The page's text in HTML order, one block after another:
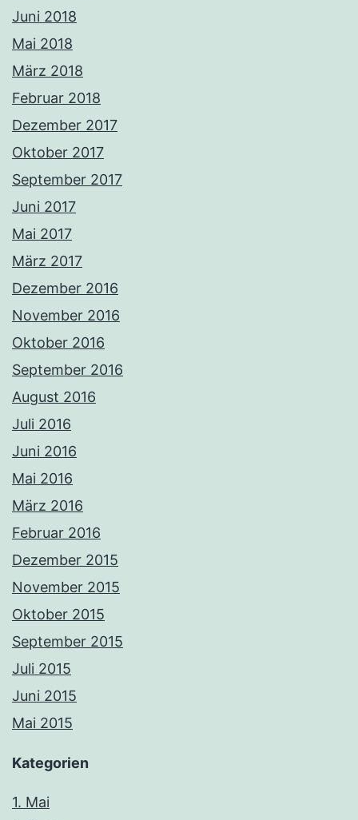
Juni 2018
Mai 2018
März 2018
Februar 2018
Dezember 2017
Oktober 2017
September 2017
Juni 2017
Mai 2017
März 2017
Dezember 2016
November 2016
Oktober 2016
September 2016
August 2016
Juli 2016
Juni 2016
Mai 2016
März 2016
Februar 2016
Dezember 2015
November 2015
Oktober 2015
September 2015
Juli 2015
Juni 2015
Mai 2015
Kategorien
1. Mai